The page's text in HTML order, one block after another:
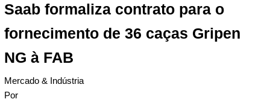
Saab formaliza contrato para o
fornecimento de 36 caças Gripen
NG à FAB
Mercado & Indústria
Por